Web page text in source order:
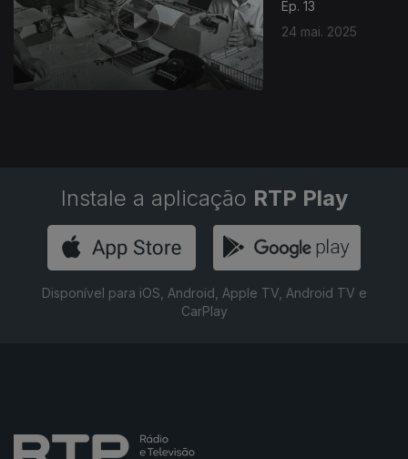
Ep. 13
24 mai. 2025
Instale a aplicação RTP Play
Disponível para iOS, Android, Apple TV, Android TV e
CarPlay